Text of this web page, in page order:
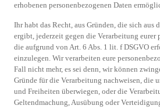
erhobenen personenbezogenen Daten
Ihr habt das Recht, aus Gründen, die sich aus
ergibt, jederzeit gegen die Verarbeitung eurer
die aufgrund von Art. 6 Abs. 1 lit. f DSGVO
einzulegen. Wir verarbeiten eure
Fall nicht mehr, es sei denn, wir können
Gründe für die Verarbeitung nachweisen, die
und Freiheiten überwiegen, oder die
Geltendmachung, Ausübung oder